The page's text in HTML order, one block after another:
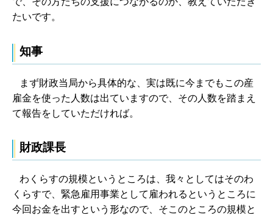
たいです。
知事
まず財政当局から具体的な、実は既に今までもこの産
雇金を使った人数は出ていますので、その人数を踏まえ
て報告をしていただければ。
財政課長
わくらすの規模というところは、我々としてはそのわ
くらすで、緊急雇用事業として雇われるというところに
今回お金を出すという形なので、そこのところの規模と